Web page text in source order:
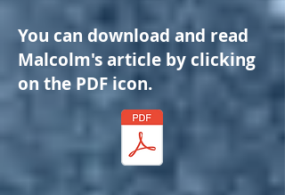
You can download and read
Malcolm's article by clicking
on the PDF icon.